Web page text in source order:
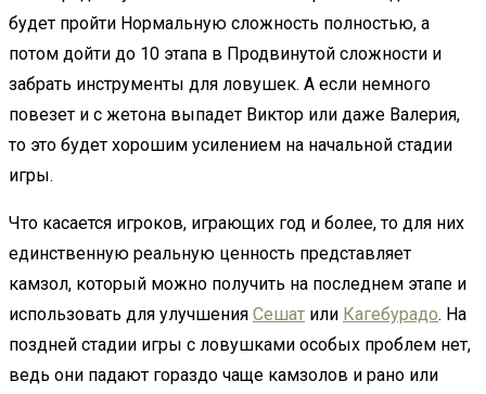
будет пройти Нормальную сложность полностью, а
потом дойти до 10 этапа в Продвинутой сложности и
забрать инструменты для ловушек. А если немного
повезет и с жетона выпадет Виктор или даже Валерия,
то это будет хорошим усилением на начальной стадии
игры.
Что касается игроков, играющих год и более, то для них
единственную реальную ценность представляет
камзол, который можно получить на последнем этапе и
использовать для улучшения Сешат или Кагебурадо. На
поздней стадии игры с ловушками особых проблем нет,
ведь они падают гораздо чаще камзолов и рано или